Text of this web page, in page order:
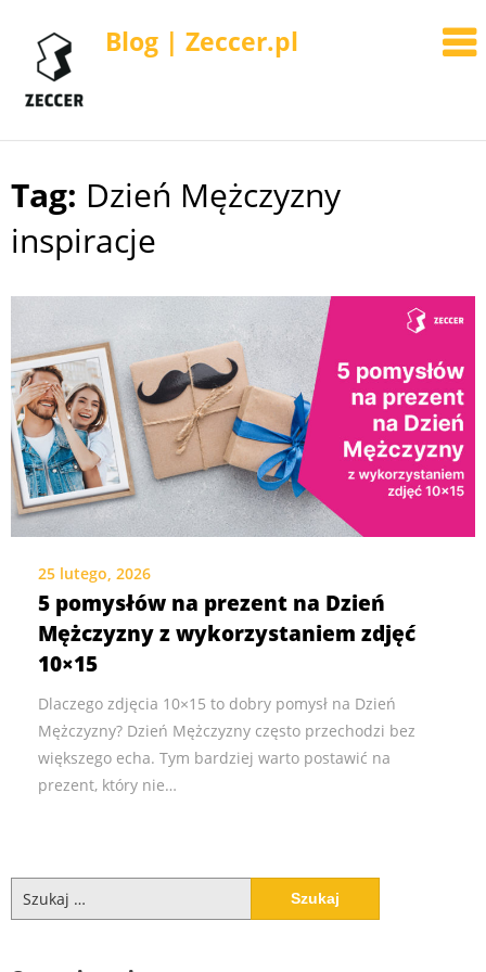
Blog | Zeccer.pl
Skip
content
Tag: Dzień Mężczyzny
inspiracje
25 lutego, 2026
5 pomysłów na prezent na Dzień
Mężczyzny z wykorzystaniem zdjęć
10×15
Dlaczego zdjęcia 10×15 to dobry pomysł na Dzień
Mężczyzny? Dzień Mężczyzny często przechodzi bez
większego echa. Tym bardziej warto postawić na
prezent, który nie…